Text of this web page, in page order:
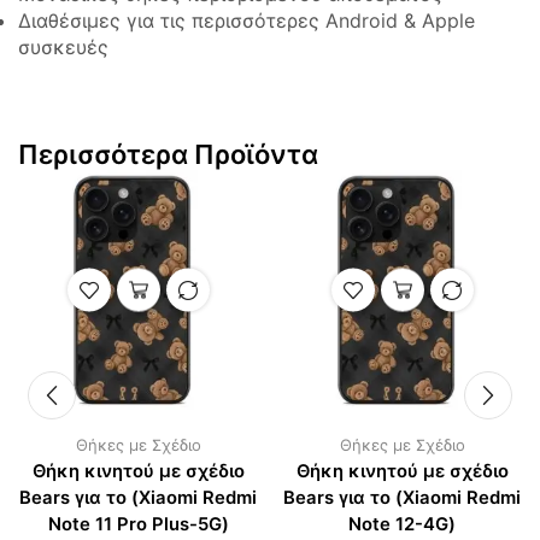
Διαθέσιμες για τις περισσότερες Android & Apple
συσκευές
Περισσότερα Προϊόντα
Θήκες με Σχέδιο
Θήκη κινητού με σχέδιο
Bears για το (Xiaomi Redmi
Note 11 Pro Plus-5G)
Θήκες με Σχέδιο
Θήκη κινητού με σχέδιο
Bears για το (Xiaomi Redmi
Note 12-4G)